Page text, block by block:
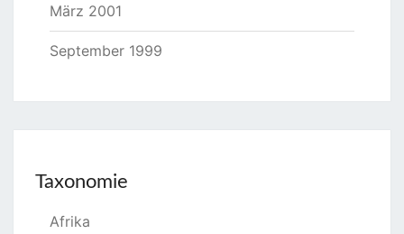
März 2001
September 1999
Taxonomie
Afrika